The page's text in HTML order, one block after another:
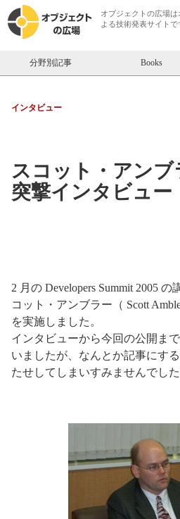
オブジェクトの広場は
よる技術発表サイトで
分野別記事 Books
インタビュー
スコット・アン
突撃インタビュー
2 月の Developers Summit 2005
コット・アンブラー（ Scott
を実施しました。
インタビューから今回の公開ま
いましたが、なんとか記事にす
たせしてしまいすみませんでした